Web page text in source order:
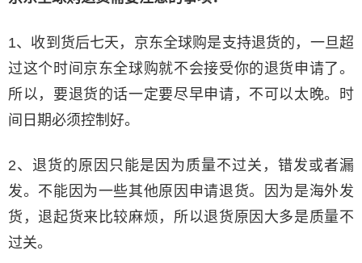
1、收到货后七天，京东全球购是支持退货的，一旦超
过这个时间京东全球购就不会接受你的退货申请了。
所以，要退货的话一定要尽早申请，不可以太晚。时
间日期必须控制好。
2、退货的原因只能是因为质量不过关，错发或者漏
发。不能因为一些其他原因申请退货。因为是海外发
货，退起货来比较麻烦，所以退货原因大多是质量不
过关。